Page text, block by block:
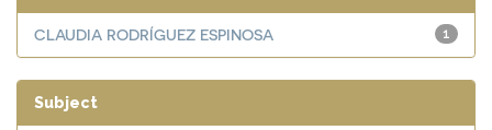
1
CLAUDIA RODRÍGUEZ ESPINOSA
Subject